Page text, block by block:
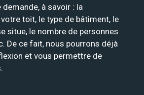
à savoir : la
toit, le type de bâtiment, le
situe, le nombre de personnes
De ce fait, nous pourrons déjà
et vous permettre de